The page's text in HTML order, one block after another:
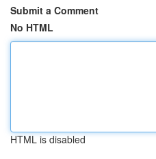
Submit a Comment
No HTML
HTML is disabled